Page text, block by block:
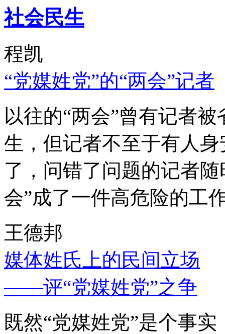
社会民生
程凯
“党媒姓党”的“两会”记者
以往的“两会”曾有记者
生，但记者不至于有人
了，问错了问题的记者
会”成了一件高危险的工
王德邦
媒体姓氏上的民间立场
——评“党媒姓党”之争
既然“党媒姓党”是个事